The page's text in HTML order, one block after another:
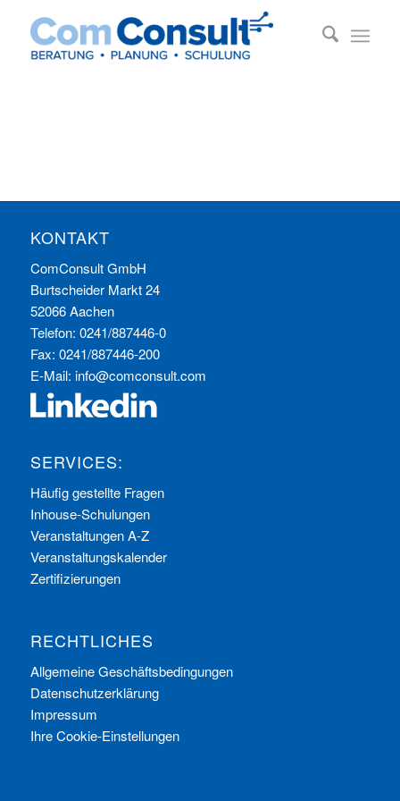
KONTAKT
ComConsult GmbH
Burtscheider Markt 24
52066 Aachen
Telefon: 0241/887446-0
Fax: 0241/887446-200
E-Mail: info@comconsult.com
SERVICES:
Häufig gestellte Fragen
Inhouse-Schulungen
Veranstaltungen A-Z
Veranstaltungskalender
Zertifizierungen
RECHTLICHES
Allgemeine Geschäftsbedingungen
Datenschutzerklärung
Impressum
Ihre Cookie-Einstellungen